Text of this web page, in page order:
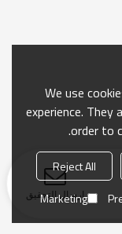
ارسال التحقيق
We use
experience. They
order to
Reject All
Marketing